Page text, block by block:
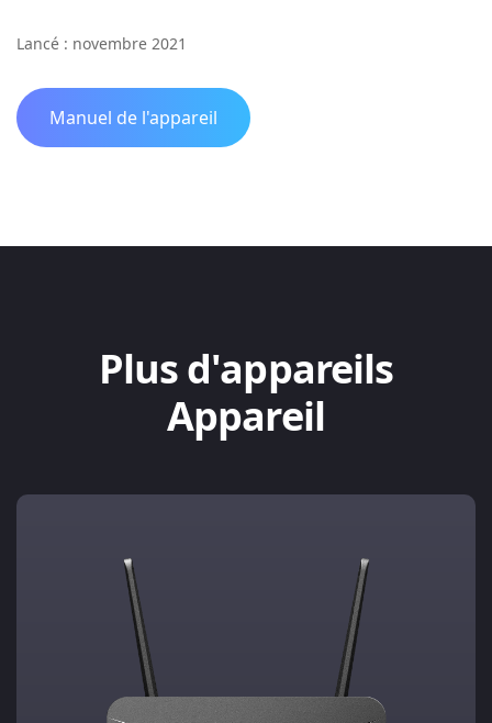
Lancé : novembre 2021
Manuel de l'appareil
Plus d'appareils
Appareil